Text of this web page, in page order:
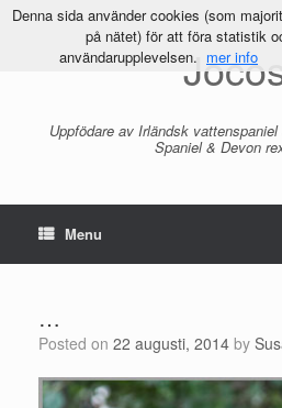
Uppfödare av Irländsk
Spaniel & Devon
Menu
…
Posted on 22 augusti, 2014 by
Denna sida använder cookies (som
på nätet) för att föra statistik
användarupplevelsen. mer info